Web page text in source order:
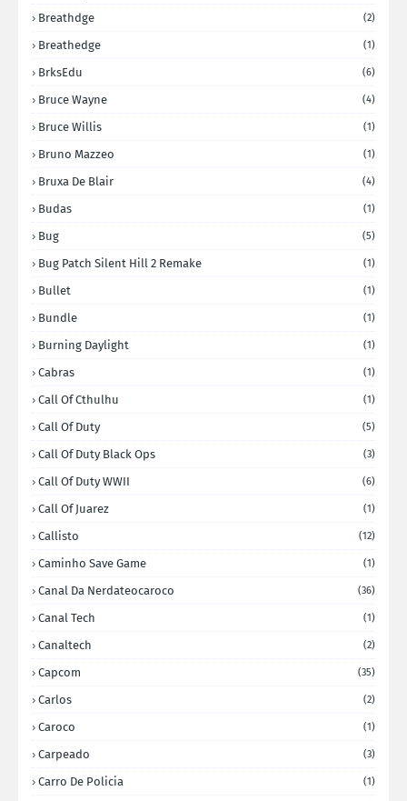
Breathdge (2)
Breathedge (1)
BrksEdu (6)
Bruce Wayne (4)
Bruce Willis (1)
Bruno Mazzeo (1)
Bruxa De Blair (4)
Budas (1)
Bug (5)
Bug Patch Silent Hill 2 Remake (1)
Bullet (1)
Bundle (1)
Burning Daylight (1)
Cabras (1)
Call Of Cthulhu (1)
Call Of Duty (5)
Call Of Duty Black Ops (3)
Call Of Duty WWII (6)
Call Of Juarez (1)
Callisto (12)
Caminho Save Game (1)
Canal Da Nerdateocaroco (36)
Canal Tech (1)
Canaltech (2)
Capcom (35)
Carlos (2)
Caroco (1)
Carpeado (3)
Carro De Policia (1)